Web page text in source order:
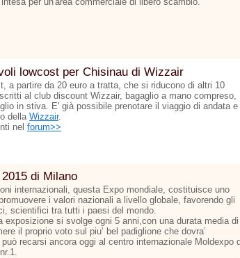
lowcost per Chisinau di Wizzair
a partire da 20 euro a tratta, che si riducono di altri 10
al club discount Wizzair, bagaglio a mano compreso,
in stiva. E' già possibile prenotare il viaggio di andata e
dellaWizzair.
nel forum>>
di Milano
internazionali, questa Expo mondiale, costituisce uno
i valori nazionali a livello globale, favorendo gli
scientifici tra tutti i paesi del mondo.
exposizione si svolge ogni 5 anni,con una durata media di
il proprio voto sul piu’ bel padiglione che dovra’
recarsi ancora oggi al centro internazionale Moldexpo